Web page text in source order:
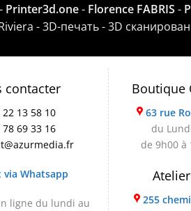
- Printer3d.one- Florence FABRIS -
- 3D-печать - 3D
contacter
22 13 58 10
78 69 33 16
Whatsapp
ligne du lundi au
Boutique
63 rue
du
de 9h00 à
255